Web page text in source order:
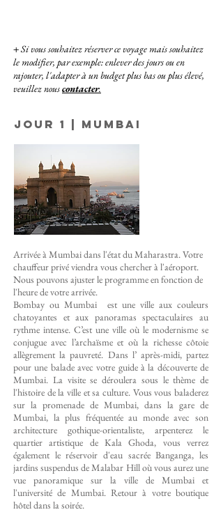
+Si vous souhaitez réserver ce voyage mais souhaitez
le modifier, par exemple: enlever des jours ou en
rajouter, l'adapter à un budget plus bas ou plus élevé,
veuillez nouscontacter.
Jour 1 | Mumbai
Arrivée à Mumbai dans l'état du Maharastra. Votre
chauffeur privé viendra vous chercher à l'aéroport.
Nous pouvons ajuster le programme en fonction de
l'heure de votre arrivée.
Bombay ou Mumbai est une ville aux couleurs
chatoyantes et aux panoramas spectaculaires au
rythme intense. C’est une ville où le modernisme se
conjugue avec l’archaïsme et où la richesse côtoie
allègrement la pauvreté. Dans l’ après-midi, partez
pour une balade avec votre guide à la découverte de
Mumbai. La visite se déroulera sous le thème de
l'histoire de la ville et sa culture. Vous vous baladerez
sur la promenade de Mumbai, dans la gare de
Mumbai, la plus fréquentée au monde avec son
architecture gothique-orientaliste, arpenterez le
quartier artistique de Kala Ghoda, vous verrez
également le réservoir d'eau sacrée Banganga, les
jardins suspendus de Malabar Hill où vous aurez une
vue panoramique sur la ville de Mumbai et
l'université de Mumbai. Retour à votre boutique
hôtel dans la soirée.